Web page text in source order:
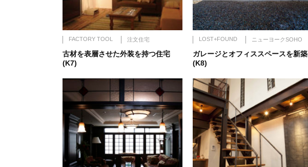
FACTORY TOOL 注文住宅
古材を表層させた外装を持つ住宅
(K7)
LOST+FOUND ニューヨークSOHO
ガレージとオフィススペースを新築
(K8)